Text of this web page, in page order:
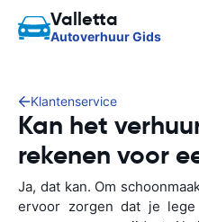
Valletta
Autoverhuur Gids
Klantenservice
Kan het
rekenen voor
Ja, dat kan. Om
ervoor zorgen dat je